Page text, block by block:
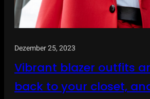
Dezember 25, 2023
Vibrant blazer outfits
back to your closet,